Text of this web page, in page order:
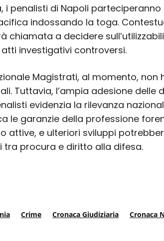
i penalisti di Napoli parteciperanno
indossando la toga.
chiamata a decidere
investigativi controversi.
Magistrati, al momento, non
Tuttavia, l’ampia adesione delle
evidenzia la rilevanza
le garanzie della professione
attive, e ulteriori sviluppi
tra procura e diritto alla difesa.
Crime Cronaca Giudiziaria
Cronaca